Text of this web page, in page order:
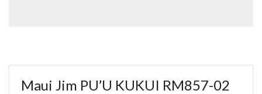
Maui Jim PU’U KUKUI RM857-02